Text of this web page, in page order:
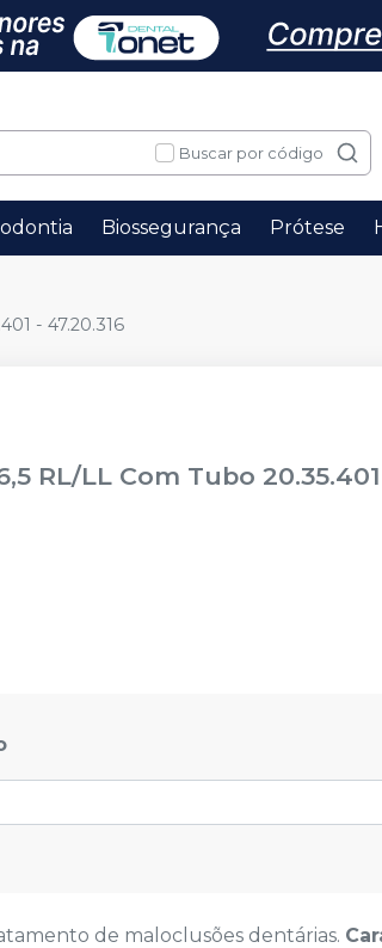
Buscar por código
Biossegurança Prótese
- 47.20.316
RL/LL Com Tubo 20.35.401
de maloclusões dentárias.